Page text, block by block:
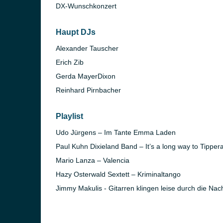
DX-Wunschkonzert
Haupt DJs
Alexander Tauscher
Erich Zib
Gerda MayerDixon
Reinhard Pirnbacher
Playlist
Udo Jürgens – Im Tante Emma Laden
Paul Kuhn Dixieland Band – It’s a long way to
Mario Lanza – Valencia
Hazy Osterwald Sextett – Kriminaltango
Jimmy Makulis - Gitarren klingen leise durch die